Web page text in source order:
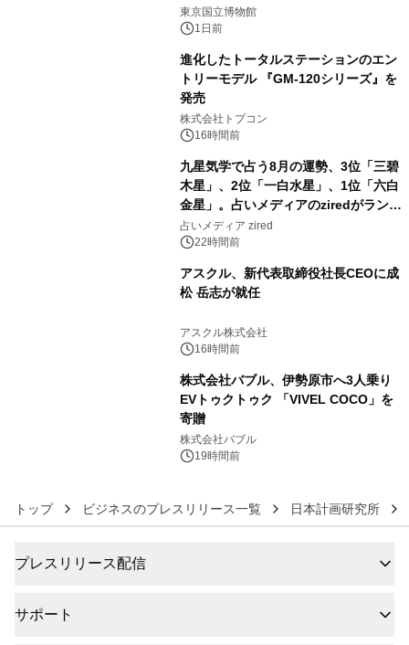
東京国立博物館
1日前
進化したトータルステーションのエン
トリーモデル 『GM-120シリーズ』を
発売
株式会社トプコン
16時間前
九星気学で占う8月の運勢、3位「三碧
木星」、2位「一白水星」、1位「六白
金星」。占いメディアのziredがランキ
ングを発表
占いメディア zired
22時間前
アスクル、新代表取締役社長CEOに成
松 岳志が就任
アスクル株式会社
16時間前
株式会社バブル、伊勢原市へ3人乗り
EVトゥクトゥク 「VIVEL COCO」を
寄贈
株式会社バブル
19時間前
トップ ビジネスのプレスリリース一覧 日本計画研究所
プレスリリース配信
サポート